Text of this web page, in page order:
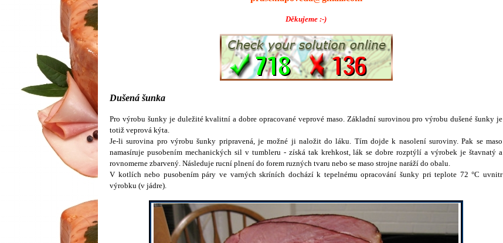
Děkujeme :-)
Dušená šunka
Pro výrobu šunky je duležité kvalitní a dobre opracované veprové maso. Základní surovinou pro výrobu dušené šunky je
totiž veprová kýta.
Je-li surovina pro výrobu šunky pripravená, je možné ji naložit do láku. Tím dojde k nasolení suroviny. Pak se maso
namasíruje pusobením mechanických sil v tumbleru - získá tak krehkost, lák se dobre rozptýlí a výrobek je štavnatý a
rovnomerne zbarvený. Následuje rucní plnení do forem ruzných tvaru nebo se maso strojne naráží do obalu.
V kotlích nebo pusobením páry ve varných skríních dochází k tepelnému opracování šunky pri teplote 72 °C uvnitr
výrobku (v jádre).